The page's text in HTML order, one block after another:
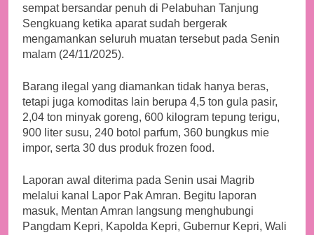
sempat bersandar penuh di Pelabuhan Tanjung
Sengkuang ketika aparat sudah bergerak
mengamankan seluruh muatan tersebut pada Senin
malam (24/11/2025).
Barang ilegal yang diamankan tidak hanya beras,
tetapi juga komoditas lain berupa 4,5 ton gula pasir,
2,04 ton minyak goreng, 600 kilogram tepung terigu,
900 liter susu, 240 botol parfum, 360 bungkus mie
impor, serta 30 dus produk frozen food.
Laporan awal diterima pada Senin usai Magrib
melalui kanal Lapor Pak Amran. Begitu laporan
masuk, Mentan Amran langsung menghubungi
Pangdam Kepri, Kapolda Kepri, Gubernur Kepri, Wali